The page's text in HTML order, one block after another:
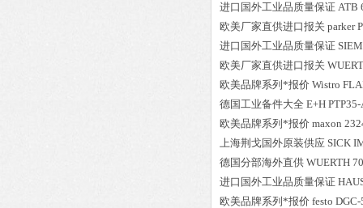
进口国外工业品质量保证 ATB
欧美厂家直供进口报关 parker
进口国外工业品质量保证
欧美厂家直供进口报关
欧美品牌系列*报价 Wistro
德国工业备件大全 E+H
欧美品牌系列*报价 maxon
上海荆戈国外原装供应 SICK
德国分部海外直供 WUERTH
进口国外工业品质量保证
欧美品牌系列*报价 festo DGC-